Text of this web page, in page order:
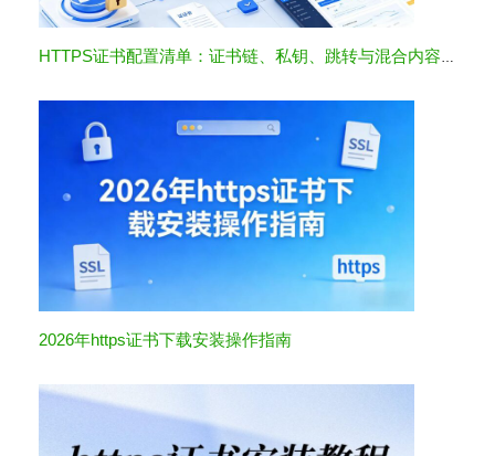
HTTPS证书配置清单：证书链、私钥、跳转与混合内容检查
2026年https证书下载安装操作指南